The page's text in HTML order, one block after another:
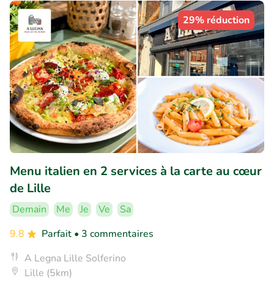
29% réduction
Menu italien en 2 services à la carte au cœur
de Lille
Demain Me Je Ve
Sa
9.8
Parfait • 3 commentaires
A Legna Lille Solferino
Lille (5km)